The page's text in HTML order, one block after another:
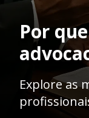
Por
Explore as